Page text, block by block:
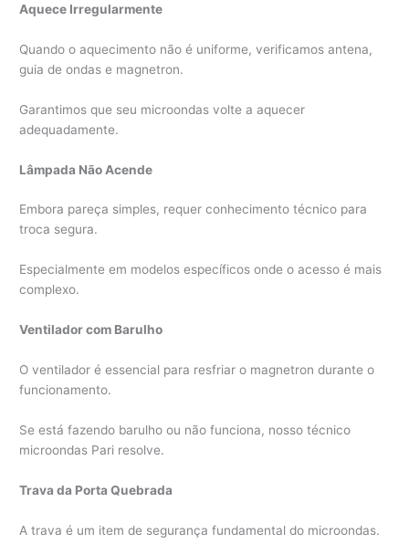
Aquece Irregularmente
Quando o aquecimento não é uniforme, verificamos antena,
guia de ondas e magnetron.
Garantimos que seu microondas volte a aquecer
adequadamente.
Lâmpada Não Acende
Embora pareça simples, requer conhecimento técnico para
troca segura.
Especialmente em modelos específicos onde o acesso é mais
complexo.
Ventilador com Barulho
O ventilador é essencial para resfriar o magnetron durante o
funcionamento.
Se está fazendo barulho ou não funciona, nosso técnico
microondas Pari resolve.
Trava da Porta Quebrada
A trava é um item de segurança fundamental do microondas.